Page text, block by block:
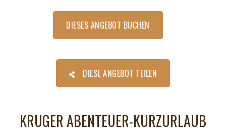
DIESES ANGEBOT BUCHEN
DIESE ANGEBOT TEILEN
KRUGER ABENTEUER-KURZURLAUB